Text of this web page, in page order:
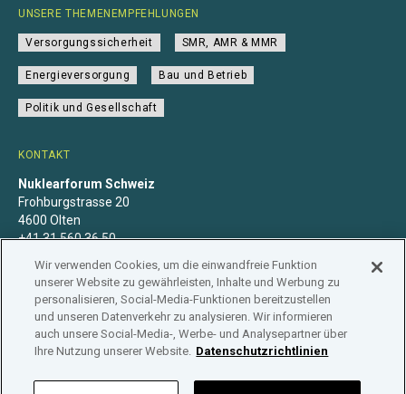
KONTAKT
Nuklearforum Schweiz
Frohburgstrasse 20
4600 Olten
+41 31 560 36 50
UNSERE THEMENEMPFEHLUNGEN
Versorgungssicherheit SMR, AMR & MMR
Energieversorgung Bau und Betrieb
Politik und Gesellschaft
Datenschutzerklärung Impressum Mitgliedschaft
Branchenregister
Wir verwenden Cookies, um die einwandfreie Funktion
unserer Website zu gewährleisten, Inhalte und Werbung zu
personalisieren, Social-Media-Funktionen bereitzustellen
und unseren Datenverkehr zu analysieren. Wir informieren
auch unsere Social-Media-, Werbe- und Analysepartner über
Ihre Nutzung unserer Website. Datenschutzrichtlinien